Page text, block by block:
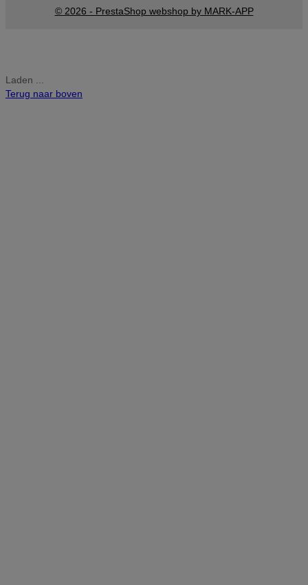
© 2026 - PrestaShop webshop by MARK-APP
Laden ...
Terug naar boven